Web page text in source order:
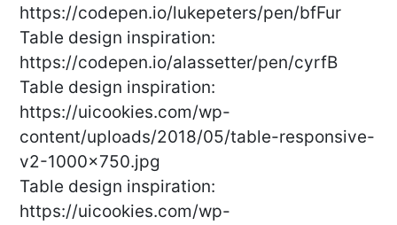
https://codepen.io/lukepeters/pen/bfFur
Table design inspiration:
https://codepen.io/alassetter/pen/cyrfB
Table design inspiration:
https://uicookies.com/wp-
content/uploads/2018/05/table-responsive-
v2-1000×750.jpg
Table design inspiration:
https://uicookies.com/wp-